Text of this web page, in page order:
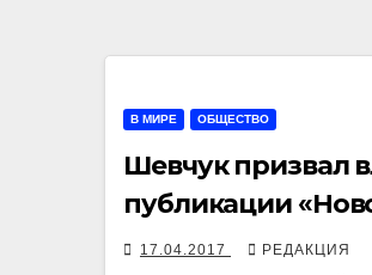
В МИРЕ ОБЩЕСТВО
Шевчук призвал
публикации
17.04.2017 РЕДАКЦИЯ